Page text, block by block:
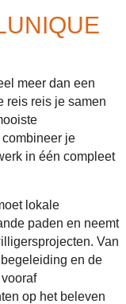
meer dan een
reis reis je samen
je
in één compleet
lokale
paden en neemt
Van
en de
op het beleven